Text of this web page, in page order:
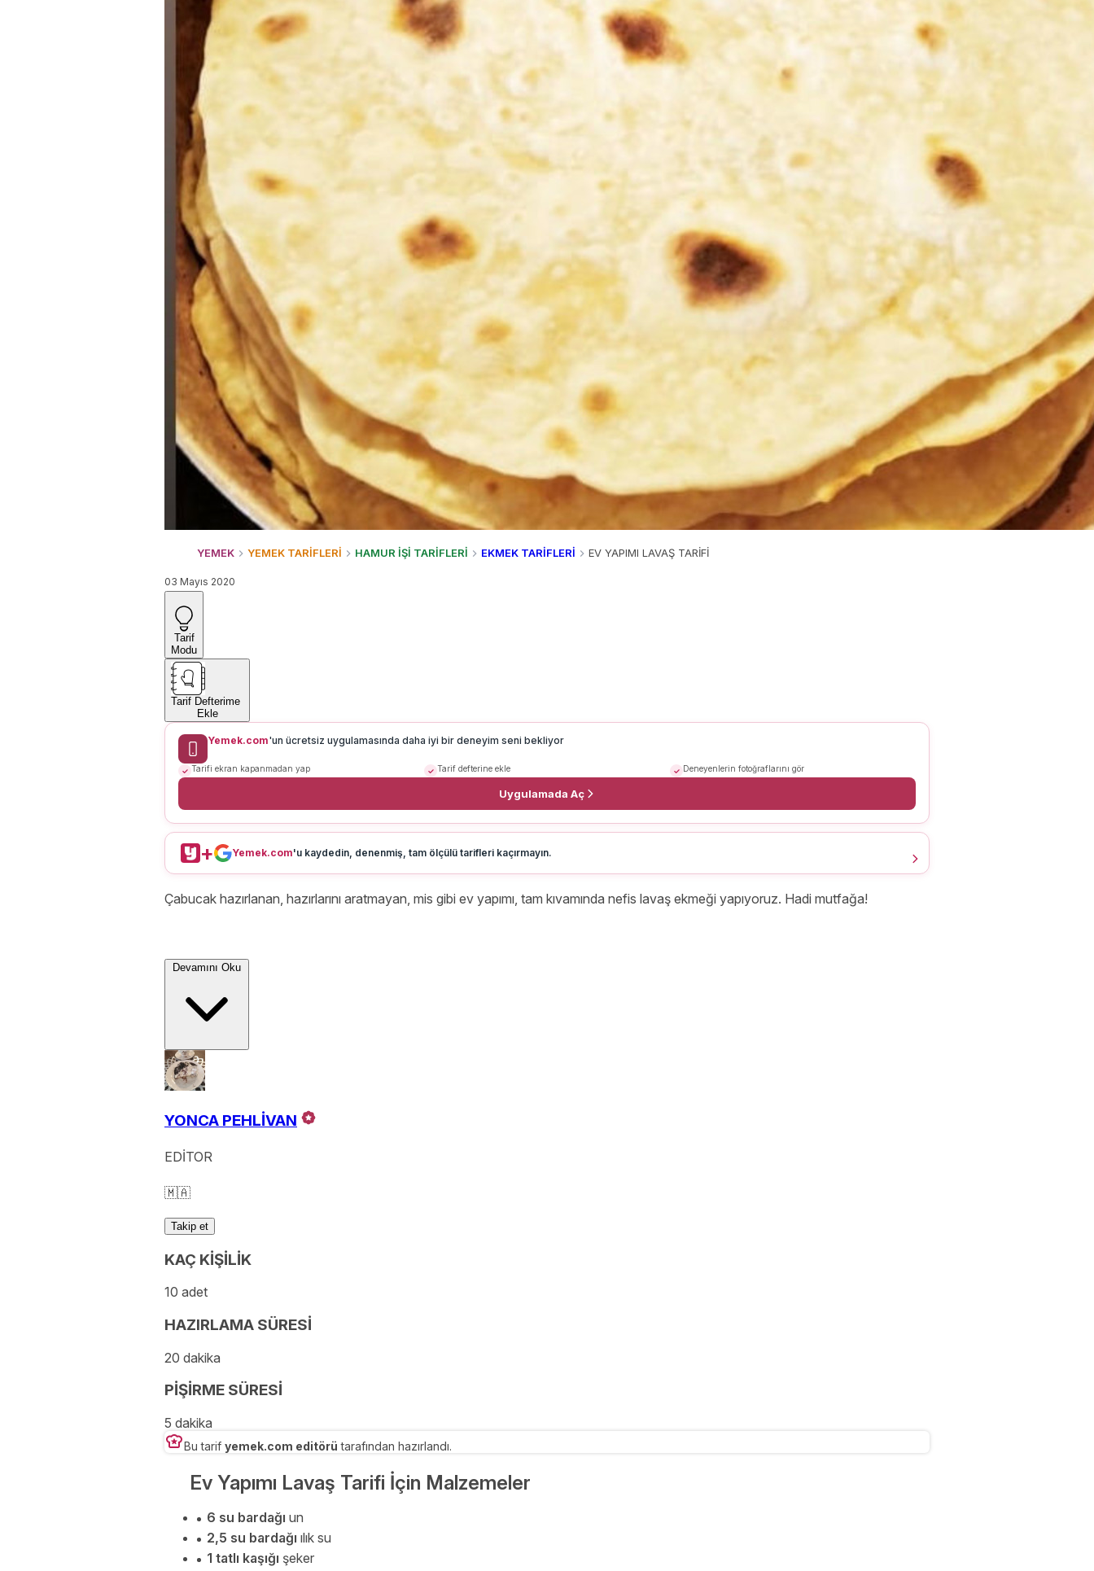
YEMEK YEMEK TARİFLERİ HAMUR İŞİ TARİFLERİ EKMEK TARİFLERİ EV YAPIMI LAVAŞ TARİFİ
03 Mayıs 2020
Tarif
Modu
Tarif Defterime
Ekle
Yemek.com'un ücretsiz uygulamasında daha iyi bir deneyim seni bekliyor
Tarifi ekran kapanmadan yap Tarif defterine ekle Deneyenlerin fotoğraflarını gör
Uygulamada Aç
+ Yemek.com'u kaydedin, denenmiş, tam ölçülü tarifleri kaçırmayın.
Çabucak hazırlanan, hazırlarını aratmayan, mis gibi ev yapımı, tam kıvamında nefis lavaş ekmeği yapıyoruz. Hadi mutfağa!
Devamını Oku
YONCA PEHLİVAN
EDİTOR
🇲🇦
Takip et
KAÇ KİŞİLİK
10 adet
HAZIRLAMA SÜRESİ
20 dakika
PİŞİRME SÜRESİ
5 dakika
Bu tarif yemek.com editörü tarafından hazırlandı.
Ev Yapımı Lavaş Tarifi İçin Malzemeler
6 su bardağı un
2,5 su bardağı ılık su
1 tatlı kaşığı şeker